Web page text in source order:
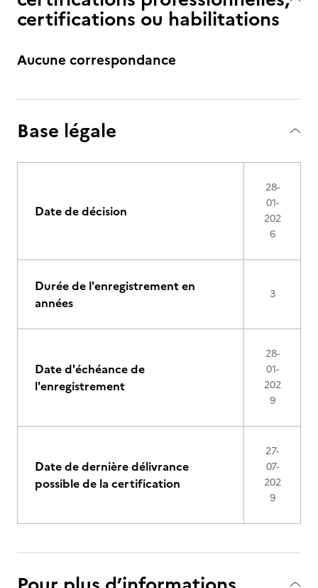
certifications ou habilitations
Aucune correspondance
Base légale
Date de décision
28-
01-
202
6
Durée de l'enregistrement en
années
3
Date d'échéance de
l'enregistrement
28-
01-
202
9
Date de dernière délivrance
possible de la certification
27-
07-
202
9